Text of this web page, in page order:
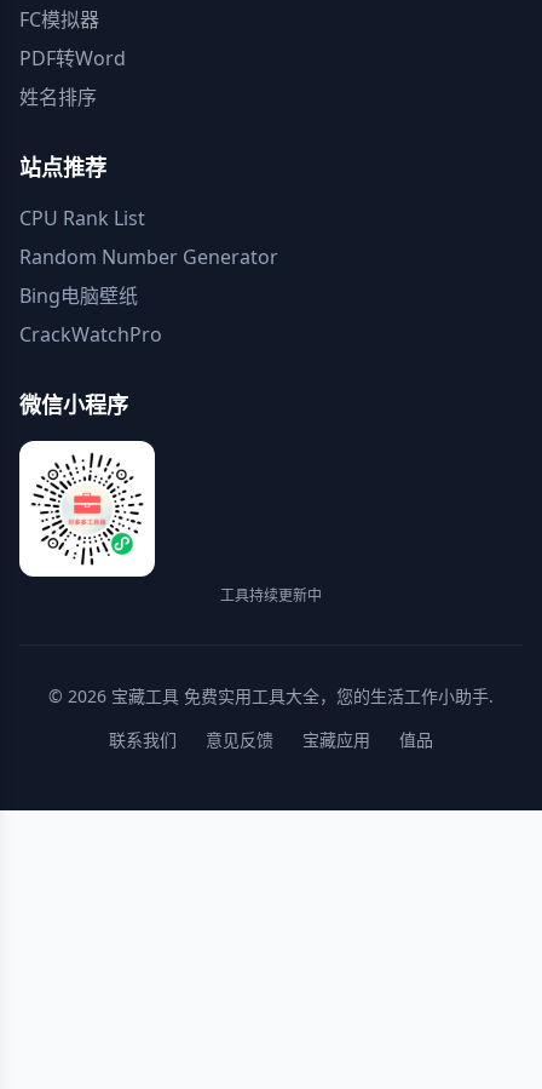
FC模拟器
PDF转Word
姓名排序
站点推荐
CPU Rank List
Random Number Generator
Bing电脑壁纸
CrackWatchPro
微信小程序
工具持续更新中
© 2026 宝藏工具 免费实用工具大全，您的生活工作小助手.
联系我们
意见反馈 宝藏应用 值品